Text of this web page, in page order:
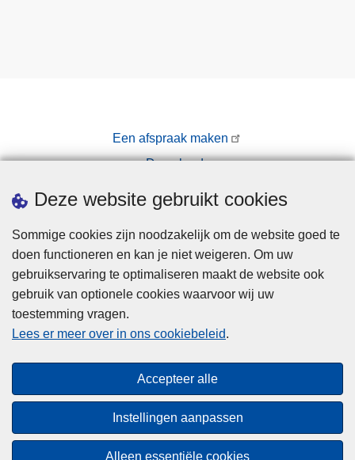
Deze website gebruikt cookies
Sommige cookies zijn noodzakelijk om de website goed te
doen functioneren en kan je niet weigeren. Om uw
gebruikservaring te optimaliseren maakt de website ook
gebruik van optionele cookies waarvoor wij uw
toestemming vragen.
Lees er meer over in ons cookiebeleid.
Accepteer alle
Instellingen aanpassen
Alleen essentiële cookies
Een afspraak maken
Downloads
Privacy
Cookies
Toegankelijkheid
© 2026 Politie.be